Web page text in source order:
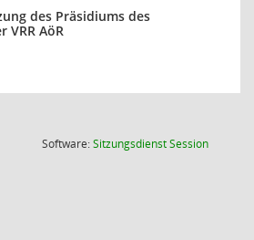
des Präsidiums des
VRR AöR
Software:SitzungsdienstSession(Wird in